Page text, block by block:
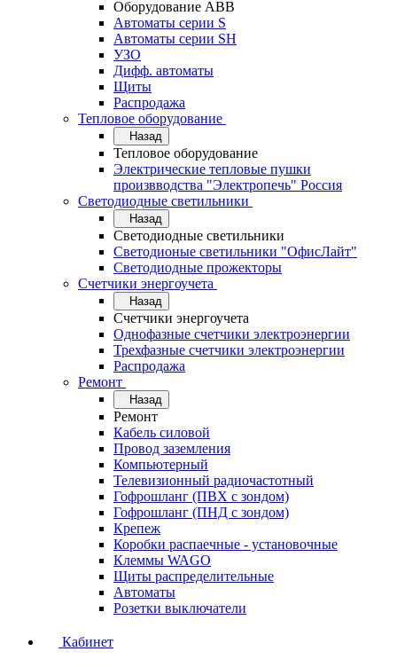
Оборудование АВВ
Автоматы серии S
Автоматы серии SH
УЗО
Дифф. автоматы
Щиты
Распродажа
Тепловое оборудование
Назад
Тепловое оборудование
Электрические тепловые пушки
произвводства "Электропечь" Россия
Светодиодные светильники
Назад
Светодиодные светильники
Светодионые светильники "ОфисЛайт"
Светодиодные прожекторы
Счетчики энергоучета
Назад
Счетчики энергоучета
Однофазные счетчики электроэнергии
Трехфазные счетчики электроэнергии
Распродажа
Ремонт
Назад
Ремонт
Кабель силовой
Провод заземления
Компьютерный
Телевизионный радиочастотный
Гофрошланг (ПВХ с зондом)
Гофрошланг (ПНД с зондом)
Крепеж
Коробки распаечные - установочные
Клеммы WAGO
Щиты распределительные
Автоматы
Розетки выключатели
Кабинет